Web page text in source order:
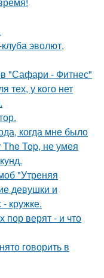
эволют,
"Сафари - Фитнес"
тех, у кого нет
когда мне было
Top, не умея
"Утреняя
девушки и
кружке.
пор верят - и что
говорить в